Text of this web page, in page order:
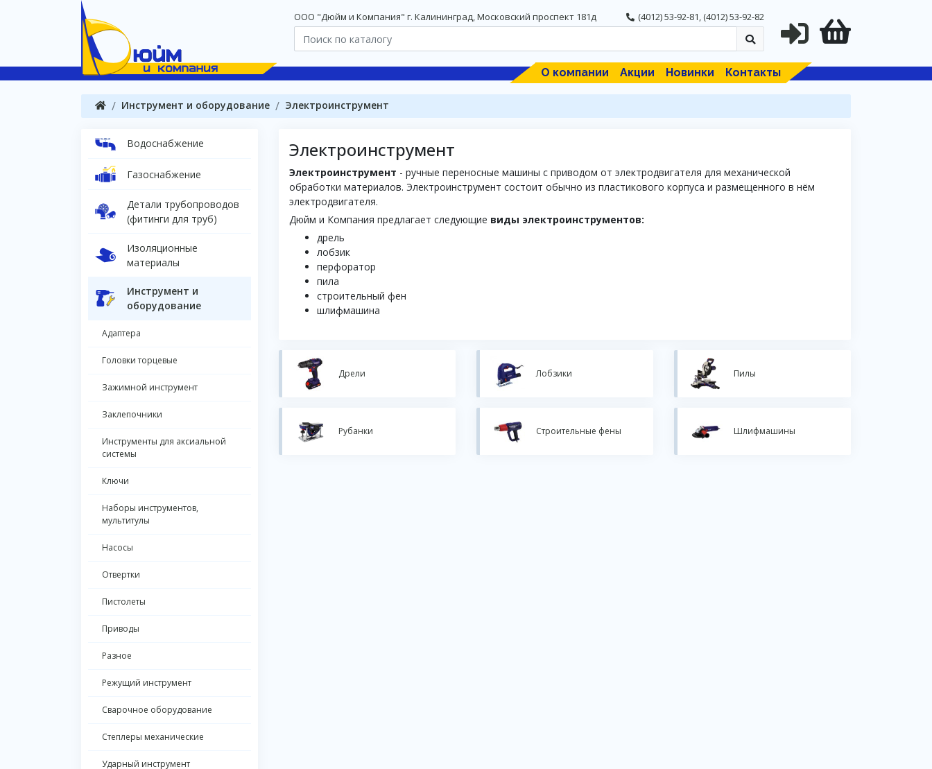
OOO "Дюйм и Компания" г. Калининград, Московский проспект 181д (4012) 53-92-81,(4012) 53-92-82
О компании Акции Новинки Контакты
Инструмент и оборудование Электроинструмент
Водоснабжение
Газоснабжение
Детали трубопроводов
(фитинги для труб)
Изоляционные
материалы
Инструмент и
оборудование
Адаптера
Головки торцевые
Зажимной инструмент
Заклепочники
Инструменты для аксиальной
системы
Ключи
Наборы инструментов,
мультитулы
Насосы
Отвертки
Пистолеты
Приводы
Разное
Режущий инструмент
Сварочное оборудование
Степлеры механические
Ударный инструмент
Электроинструмент
Электроинструмент - ручные переносные машины с приводом от электродвигателя для механической
обработки материалов. Электроинструмент состоит обычно из пластикового корпуса и размещенного в нём
электродвигателя.
Дюйм и Компания предлагает следующие виды электроинструментов:
дрель
лобзик
перфоратор
пила
строительный фен
шлифмашина
Дрели Лобзики Пилы
Рубанки Строительные фены Шлифмашины